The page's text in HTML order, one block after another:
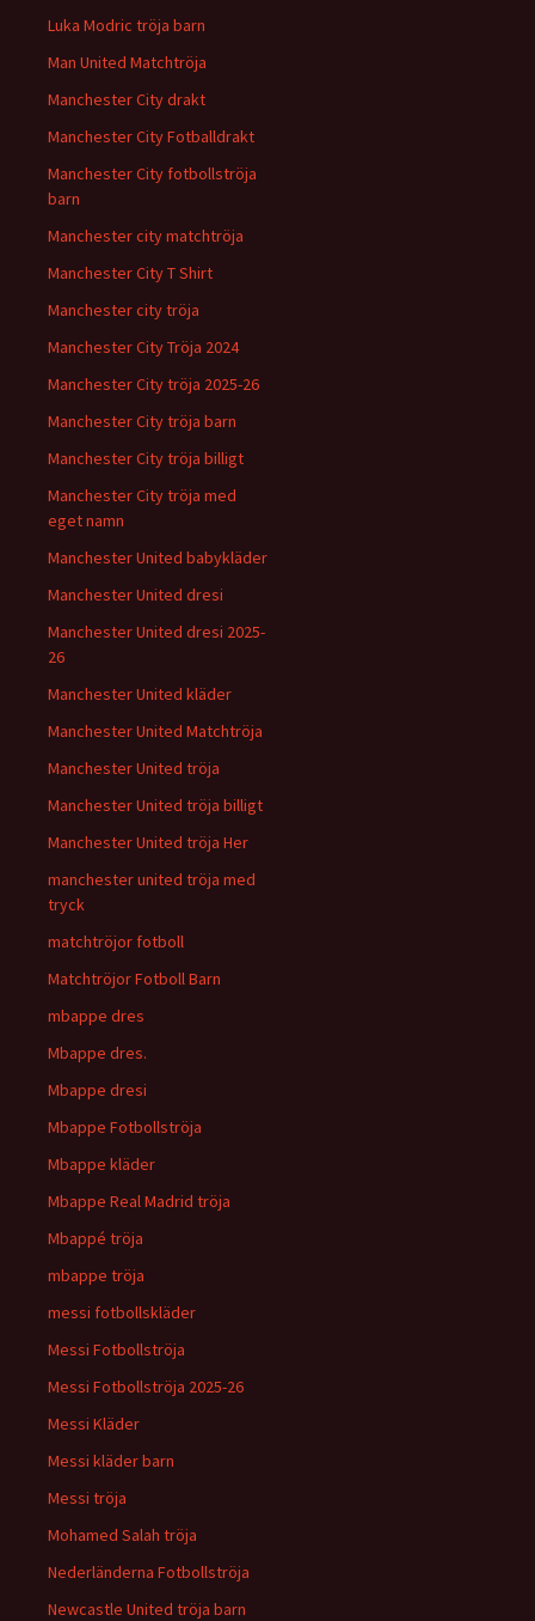
Luka Modric tröja barn
Man United Matchtröja
Manchester City drakt
Manchester City Fotballdrakt
Manchester City fotbollströja
barn
Manchester city matchtröja
Manchester City T Shirt
Manchester city tröja
Manchester City Tröja 2024
Manchester City tröja 2025-26
Manchester City tröja barn
Manchester City tröja billigt
Manchester City tröja med
eget namn
Manchester United babykläder
Manchester United dresi
Manchester United dresi 2025-
26
Manchester United kläder
Manchester United Matchtröja
Manchester United tröja
Manchester United tröja billigt
Manchester United tröja Her
manchester united tröja med
tryck
matchtröjor fotboll
Matchtröjor Fotboll Barn
mbappe dres
Mbappe dres.
Mbappe dresi
Mbappe Fotbollströja
Mbappe kläder
Mbappe Real Madrid tröja
Mbappé tröja
mbappe tröja
messi fotbollskläder
Messi Fotbollströja
Messi Fotbollströja 2025-26
Messi Kläder
Messi kläder barn
Messi tröja
Mohamed Salah tröja
Nederländerna Fotbollströja
Newcastle United tröja barn